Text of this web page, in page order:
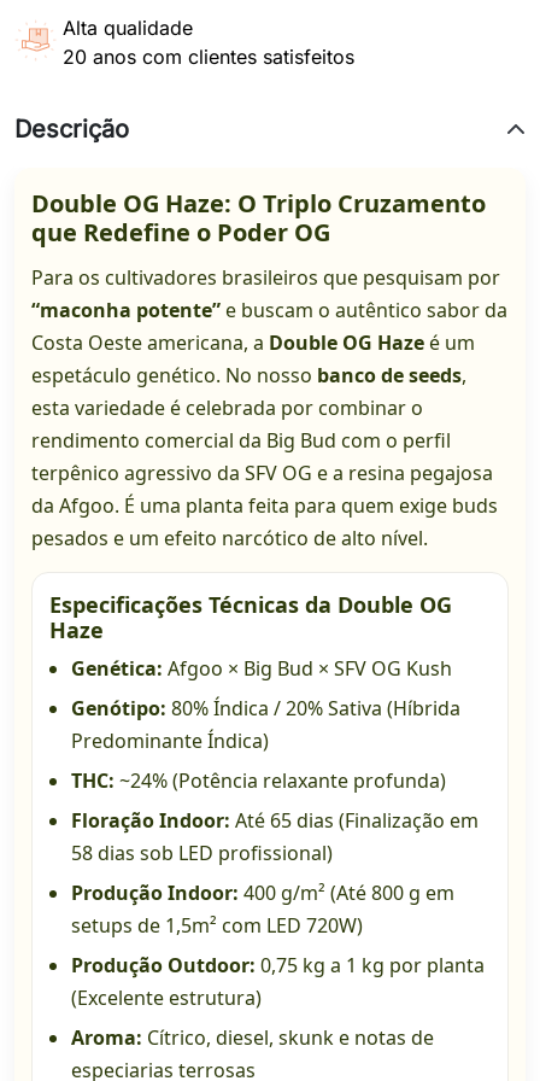
Alta qualidade
20 anos com clientes satisfeitos
Descrição
Double OG Haze: O Triplo Cruzamento
que Redefine o Poder OG
Para os cultivadores brasileiros que pesquisam por
“maconha potente”e buscam o autêntico sabor da
Costa Oeste americana, a Double OG Hazeé um
espetáculo genético. No nosso banco de seeds,
esta variedade é celebrada por combinar o
rendimento comercial da Big Bud com o perfil
terpênico agressivo da SFV OG e a resina pegajosa
da Afgoo. É uma planta feita para quem exige buds
pesados e um efeito narcótico de alto nível.
Especificações Técnicas da Double OG
Haze
Genética: Afgoo × Big Bud × SFV OG Kush
Genótipo: 80% Índica / 20% Sativa (Híbrida
Predominante Índica)
THC: ~24% (Potência relaxante profunda)
Floração Indoor: Até 65 dias (Finalização em
58 dias sob LED profissional)
Produção Indoor: 400 g/m² (Até 800 g em
setups de 1,5m² com LED 720W)
Produção Outdoor: 0,75 kg a 1 kg por planta
(Excelente estrutura)
Aroma: Cítrico, diesel, skunk e notas de
especiarias terrosas